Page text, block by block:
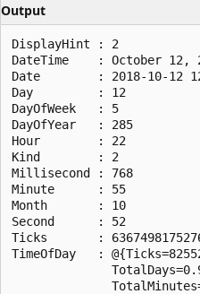
Output
DisplayHint : 2
DateTime    : October 12,
Date        : 2018-10-12
Day         : 12
DayOfWeek   : 5
DayOfYear   : 285
Hour        : 22
Kind        : 2
Millisecond : 768
Minute      : 55
Month       : 10
Second      : 52
Ticks       :
TimeOfDay   :